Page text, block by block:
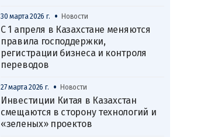
30 марта 2026 г. • Новости
С 1 апреля в Казахстане меняются
правила господдержки,
регистрации бизнеса и контроля
переводов
27 марта 2026 г. • Новости
Инвестиции Китая в Казахстан
смещаются в сторону технологий и
«зеленых» проектов